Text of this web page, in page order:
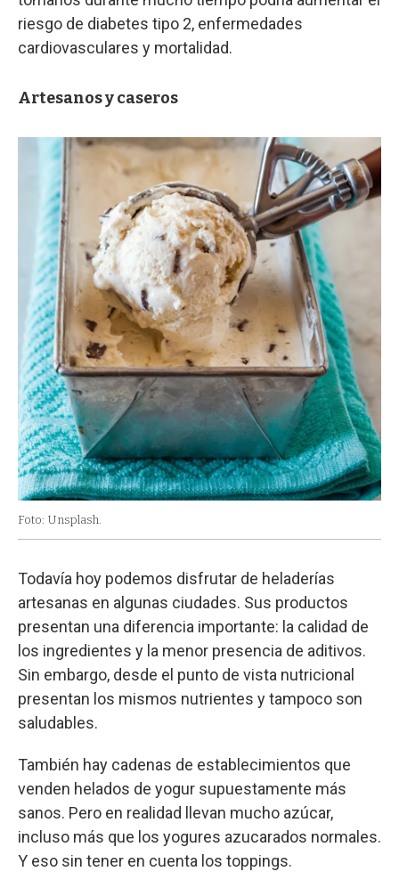
riesgo de diabetes tipo 2, enfermedades
cardiovasculares y mortalidad.
Artesanos y caseros
Foto: Unsplash.
Todavía hoy podemos disfrutar de heladerías
artesanas en algunas ciudades. Sus productos
presentan una diferencia importante: la calidad de
los ingredientes y la menor presencia de aditivos.
Sin embargo, desde el punto de vista nutricional
presentan los mismos nutrientes y tampoco son
saludables.
También hay cadenas de establecimientos que
venden helados de yogur supuestamente más
sanos. Pero en realidad llevan mucho azúcar,
incluso más que los yogures azucarados normales.
Y eso sin tener en cuenta los toppings.